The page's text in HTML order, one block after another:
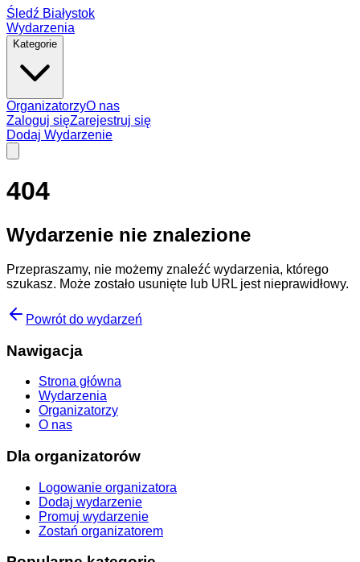
Śledź Białystok
Wydarzenia
Kategorie
OrganizatorzyO nas
Zaloguj sięZarejestruj się
Dodaj Wydarzenie
404
Wydarzenie nie znalezione
Przepraszamy, nie możemy znaleźć wydarzenia, którego
szukasz. Może zostało usunięte lub URL jest nieprawidłowy.
Powrót do wydarzeń
Nawigacja
Strona główna
Wydarzenia
Organizatorzy
O nas
Dla organizatorów
Logowanie organizatora
Dodaj wydarzenie
Promuj wydarzenie
Zostań organizatorem